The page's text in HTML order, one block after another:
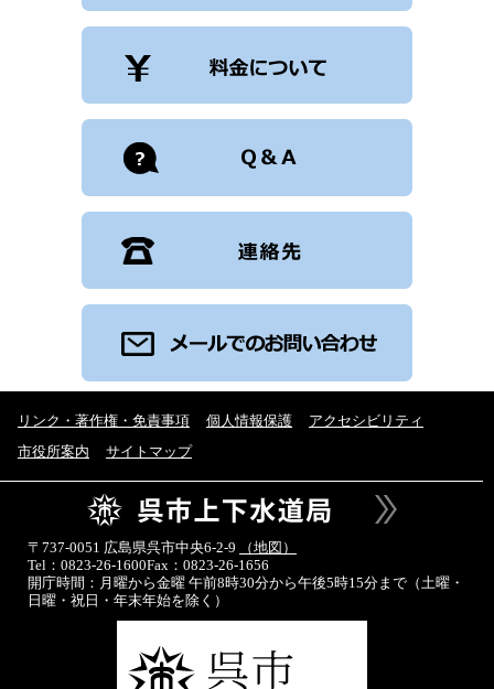
リンク・著作権・免責事項 個人情報保護
アクセシビリティ
市役所案内
サイトマップ
〒737-0051 広島県呉市中央6-2-9
（地図）
Tel：0823-26-1600Fax：0823-26-1656
開庁時間：月曜から金曜 午前8時30分から午後5時15分まで （土曜・
日曜・祝日・年末年始を除く）